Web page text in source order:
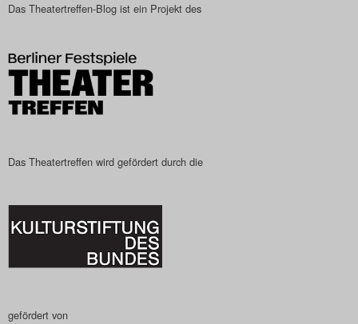
Das Theatertreffen-Blog ist ein Projekt des
Das Theatertreffen wird gefördert durch die
gefördert von